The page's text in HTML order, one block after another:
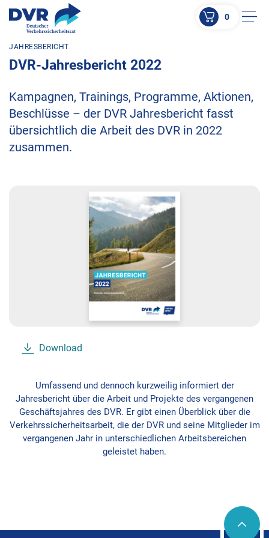
ZUM HAUPTINHALT SPRINGEN
ZUR SUCHE SPRINGEN
0
JAHRESBERICHT
DVR-Jahresbericht 2022
Kampagnen, Trainings, Programme, Aktionen,
Beschlüsse – der DVR Jahresbericht fasst
übersichtlich die Arbeit des DVR in 2022
zusammen.
Download
Umfassend und dennoch kurzweilig informiert der
Jahresbericht über die Arbeit und Projekte des vergangenen
Geschäftsjahres des DVR. Er gibt einen Überblick über die
Verkehrssicherheitsarbeit, die der DVR und seine Mitglieder im
vergangenen Jahr in unterschiedlichen Arbeitsbereichen
geleistet haben.